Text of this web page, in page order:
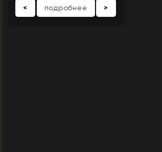
< подробнее >